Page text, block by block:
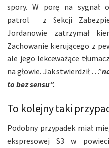
spory. W porę na sygnał
patrol z Sekcji
Jordanowie zatrzymał
Zachowanie kierującego z
ale jego lekceważące
na głowie. Jak stwierdził …”
to bez sensu”.
To kolejny taki
Podobny przypadek miał
ekspresowej S3 w